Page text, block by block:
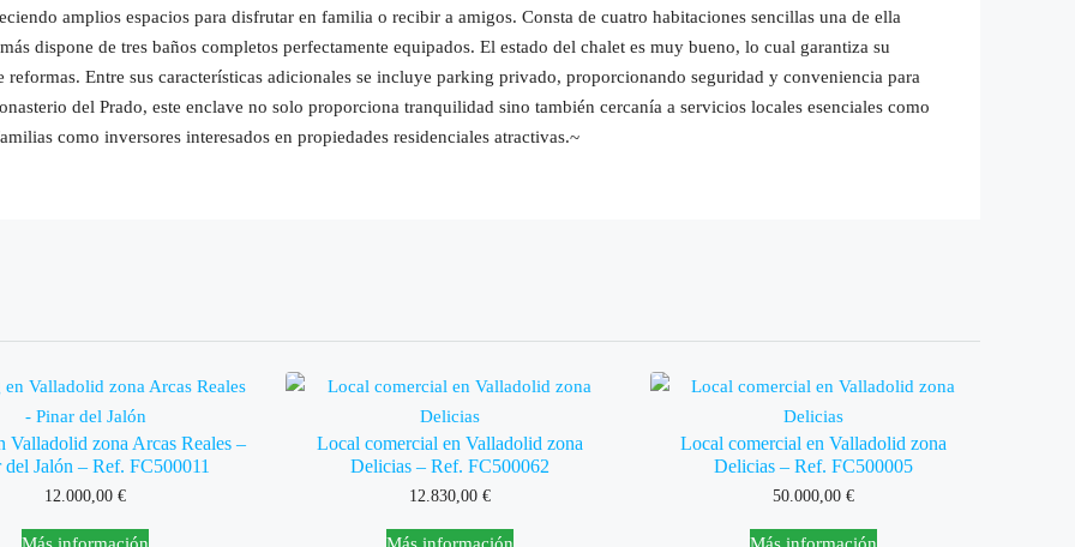
amplios espacios para disfrutar en familia o recibir a amigos. Consta de cuatro habitaciones sencillas una de ella
dispone de tres baños completos perfectamente equipados. El estado del chalet es muy bueno, lo cual garantiza su
Entre sus características adicionales se incluye parking privado, proporcionando seguridad y conveniencia para
del Prado, este enclave no solo proporciona tranquilidad sino también cercanía a servicios locales esenciales como
como inversores interesados en propiedades residenciales atractivas.~
Valladolid zona Arcas Reales –
del Jalón – Ref. FC500011
12.000,00€
Más información
Local comercial en Valladolid zona
Delicias – Ref. FC500062
12.830,00 €
Más información
Local comercial en Valladolid zona
Delicias – Ref. FC500005
50.000,00€
Más información